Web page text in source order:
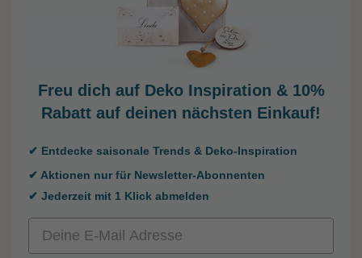
Freu dich auf Deko Inspiration & 10%
Rabatt auf deinen nächsten Einkauf!
✔ Entdecke saisonale Trends & Deko-Inspiration
✔ Aktionen nur für Newsletter-Abonnenten
✔ Jederzeit mit 1 Klick abmelden